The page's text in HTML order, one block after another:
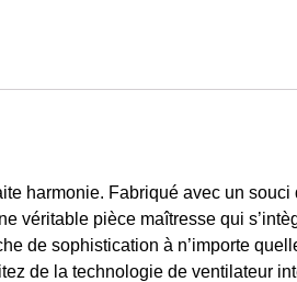
harmonie. Fabriqué avec un souci
véritable pièce maîtresse qui
de sophistication à n’importe
de la technologie de ventilateur